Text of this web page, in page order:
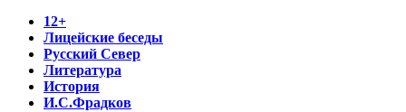
12+
Лицейские беседы
Русский Север
Литература
История
И.С.Фрадков